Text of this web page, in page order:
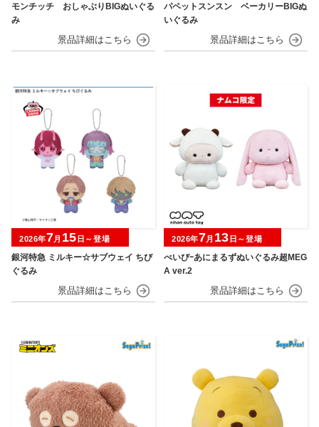
モンチッチ おしゃぶりBIGぬいぐる
み
パペットスンスン ベーカリーBIGぬ
いぐるみ
銀河特急 ミルキー☆サブウェイ ちび
ぐるみ
2026年7月 15 日～登場
べいびｰあにまるずぬいぐるみ超MEG
A ver.2
2026年7月 13 日～登場